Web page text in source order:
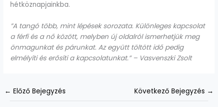
hétköznapjainkba.
”A tangó több, mint lépések sorozata. Különleges kapcsolat
a férfi és a nő között, melyben új oldalról ismerhetjük meg
önmagunkat és párunkat. Az együtt töltött idő pedig
elmélyíti és erősíti a kapcsolatunkat.” – Vasvenszki Zsolt
← Előző Bejegyzés Következő Bejegyzés →